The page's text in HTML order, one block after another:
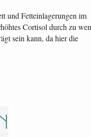
und Fetteinlagerungen im
Cortisol durch zu
sein kann, da hier die